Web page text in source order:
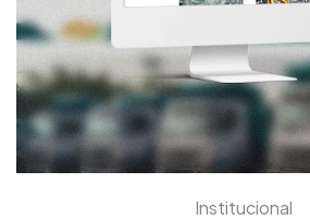
Institucional